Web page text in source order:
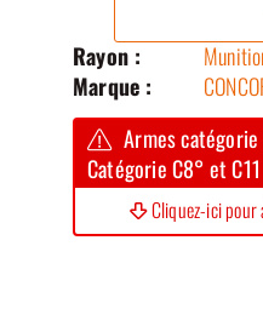
Rayon :
Marque :
Armes
Catégorie C8° et C11
Cliquez-ici